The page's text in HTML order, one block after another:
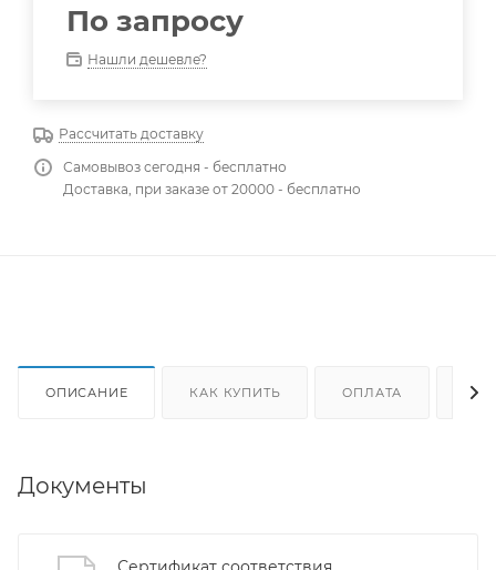
По запросу
Нашли дешевле?
Рассчитать доставку
Самовывоз сегодня - бесплатно
Доставка, при заказе от 20000 - бесплатно
ОПИСАНИЕ КАК КУПИТЬ ОПЛАТА
Документы